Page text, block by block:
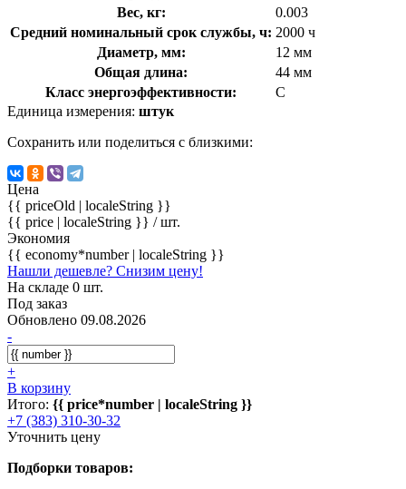
Вес, кг:
0.003
Средний номинальный срок службы, ч: 2000 ч
Диаметр, мм:
12 мм
Общая длина:
44 мм
Класс энергоэффективности:
C
Единица измерения: штук
Сохранить или поделиться с близкими:
Цена
{{ priceOld | localeString }}
{{ price | localeString }} / шт.
Экономия
{{ economy*number | localeString }}
Нашли дешевле? Снизим цену!
На складе 0 шт.
Под заказ
Обновлено 09.08.2026
-
+
В корзину
Итого: {{ price*number | localeString }}
+7 (383) 310-30-32
Уточнить цену
Подборки товаров: